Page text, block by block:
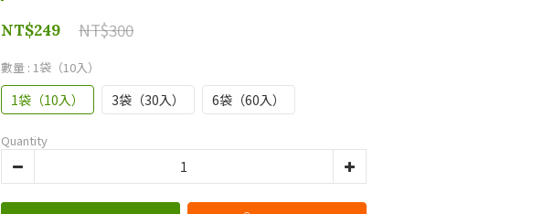
NT$300
NT$249
數量 : 1袋（10入）
1袋（10入） 3袋（30入） 6袋（60入）
Quantity